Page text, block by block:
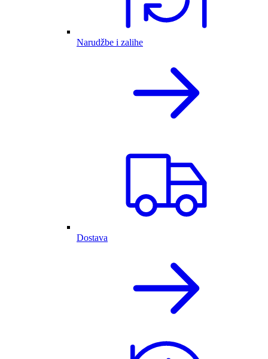
Narudžbe i zalihe
Dostava